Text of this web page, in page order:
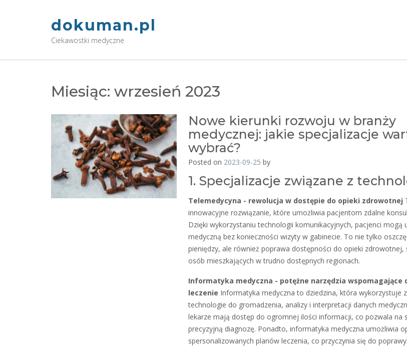
dokuman.pl
Ciekawostki medyczne
Miesiąc: wrzesień 2023
Nowe kierunki rozwoju w branży
medycznej: jakie specjalizacje
wybrać?
Posted on 2023-09-25 by
1. Specjalizacje związane z
Telemedycyna - rewolucja w dostępie do opieki zdrowotnej
innowacyjne rozwiązanie, które umożliwia pacjentom zdalne
Dzięki wykorzystaniu technologii komunikacyjnych, pacjenci mogą
medyczną bez konieczności wizyty w gabinecie. To nie tylko
pieniędzy, ale również poprawa dostępności do opieki zdrowotnej,
osób mieszkających w trudno dostępnych regionach.
Informatyka medyczna - potężne narzędzia wspomagające
leczenie Informatyka medyczna to dziedzina, która wykorzystuje
technologie do gromadzenia, analizy i interpretacji danych
lekarze mają dostęp do ogromnej ilości informacji, co pozwala na
precyzyjną diagnozę. Ponadto, informatyka medyczna umożliwia
spersonalizowanych planów leczenia, co przyczynia się do